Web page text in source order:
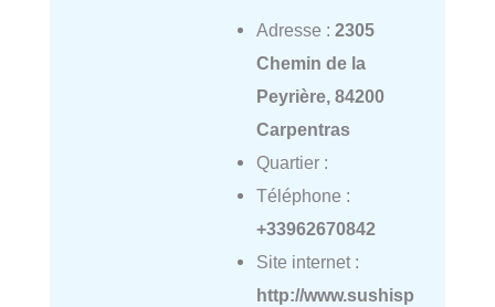
Adresse : 2305
Chemin de la
Peyrière, 84200
Carpentras
Quartier :
Téléphone :
+33962670842
Site internet :
http://www.sushisp